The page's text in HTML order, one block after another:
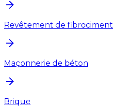
Revêtement de fibrociment
Maçonnerie de béton
Brique